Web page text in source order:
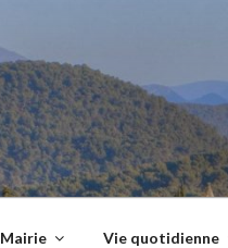
Mairie Vie quotidienne